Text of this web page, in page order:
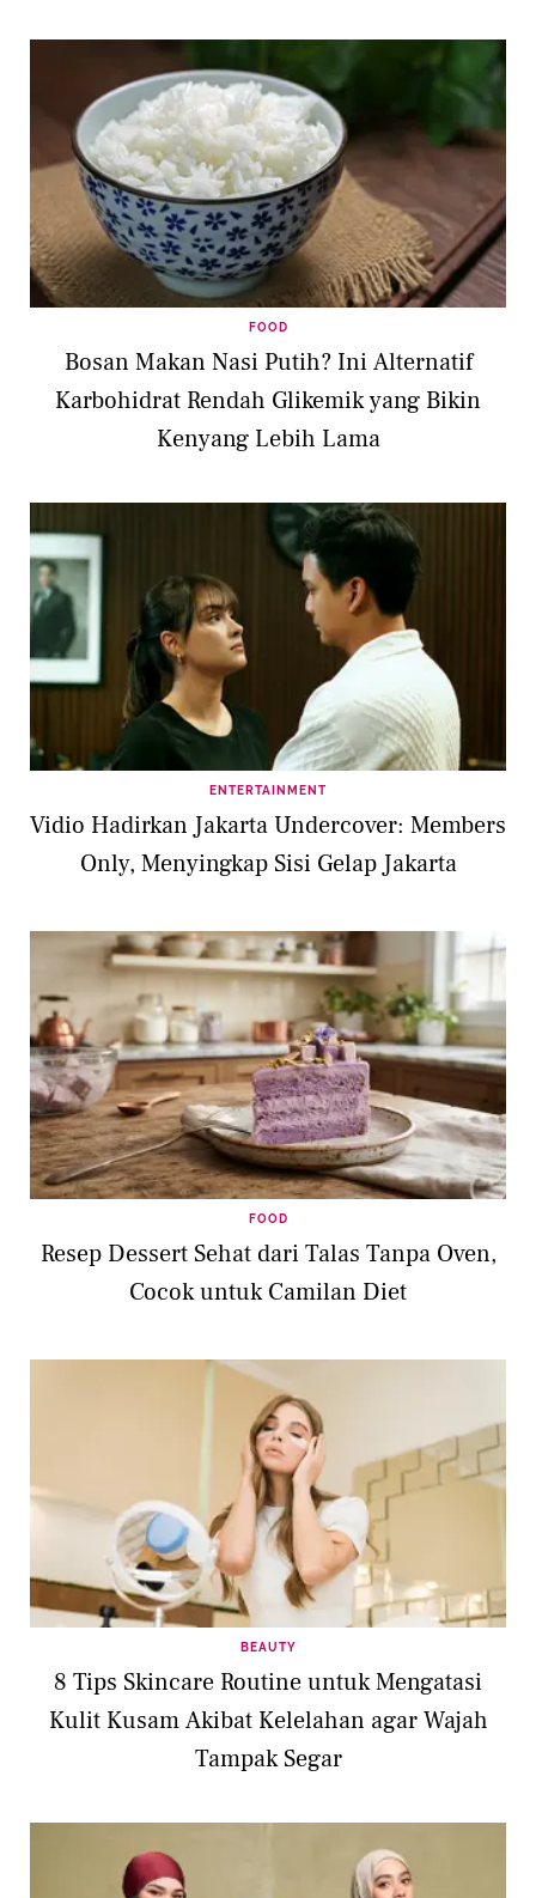
FOOD
Bosan Makan Nasi Putih? Ini Alternatif
Karbohidrat Rendah Glikemik yang Bikin
Kenyang Lebih Lama
ENTERTAINMENT
Vidio Hadirkan Jakarta Undercover: Members
Only, Menyingkap Sisi Gelap Jakarta
FOOD
Resep Dessert Sehat dari Talas Tanpa Oven,
Cocok untuk Camilan Diet
BEAUTY
8 Tips Skincare Routine untuk Mengatasi
Kulit Kusam Akibat Kelelahan agar Wajah
Tampak Segar